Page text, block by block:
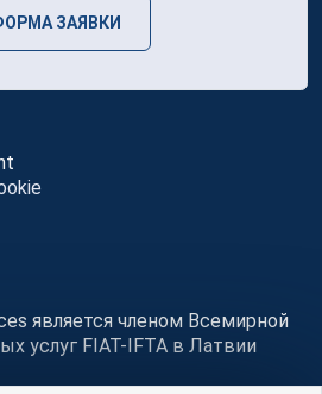
является членом Всемирной
услуг FIAT-IFTA в Латвии
ЗАЯВКИ